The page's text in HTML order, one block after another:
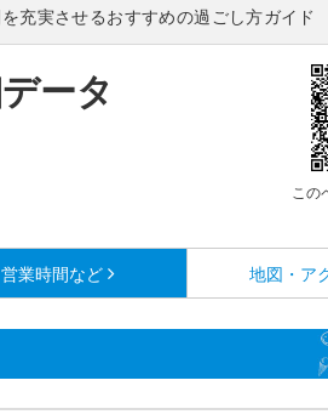
充実させるおすすめの過ごし方ガイド
ータ
この
営業時間など 地図・ア